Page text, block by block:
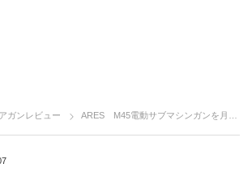
ガンレビュー ARES M45電動サブマシンガンを月刊アームズマガジンが解説！